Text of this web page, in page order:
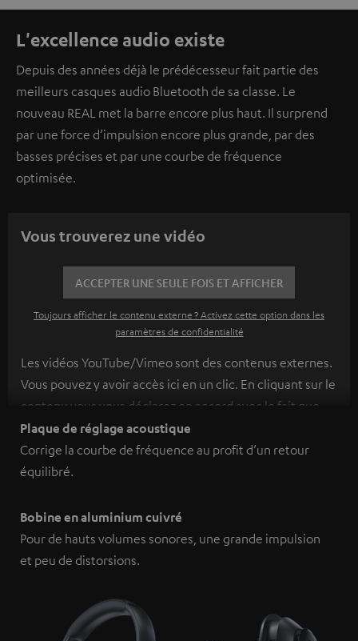
L'excellence audio existe
Depuis des années déjà le prédécesseur fait partie des
meilleurs casques audio Bluetooth de sa classe. Le
nouveau REAL met la barre encore plus haut. Il surprend
par une force d’impulsion encore plus grande, par des
basses précises et par une courbe de fréquence
optimisée.
Vous trouverez une vidéo
ACCEPTER UNE SEULE FOIS ET AFFICHER
Toujours afficher le contenu externe ? Activez cette option dans les
paramètres de confidentialité
Les vidéos YouTube/Vimeo sont des contenus externes.
Vous pouvez y avoir accès ici en un clic. En cliquant sur le
contenu vous vous déclarez en accord avec le fait que
l’on vous montre des contenus extérieurs. Les données
individuelles peuvent être transmises à une plateforme
tierce.Vous en apprendrez davantage dans notre
Plaque de réglage acoustique
Corrige la courbe de fréquence au profit d’un retour
équilibré.
Bobine en aluminium cuivré
Pour de hauts volumes sonores, une grande impulsion
et peu de distorsions.